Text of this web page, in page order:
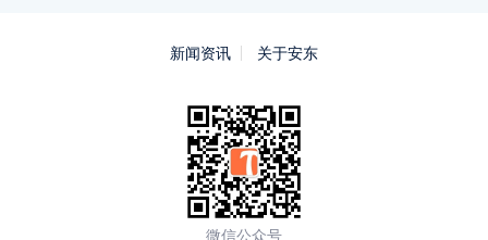
新闻资讯 关于安东
微信公众号